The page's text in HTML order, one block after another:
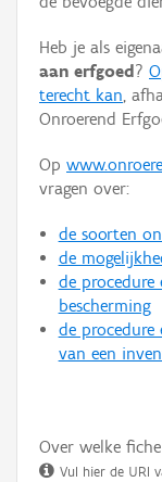
Hergebruik
Aanmelden
Heb je als
aan erfgoed ?
terecht kan,
Onroerend
Op
vragen over:
de soorten
de
de procedure
bescherming
de procedure
van een
Over welke
Vul hier de URI